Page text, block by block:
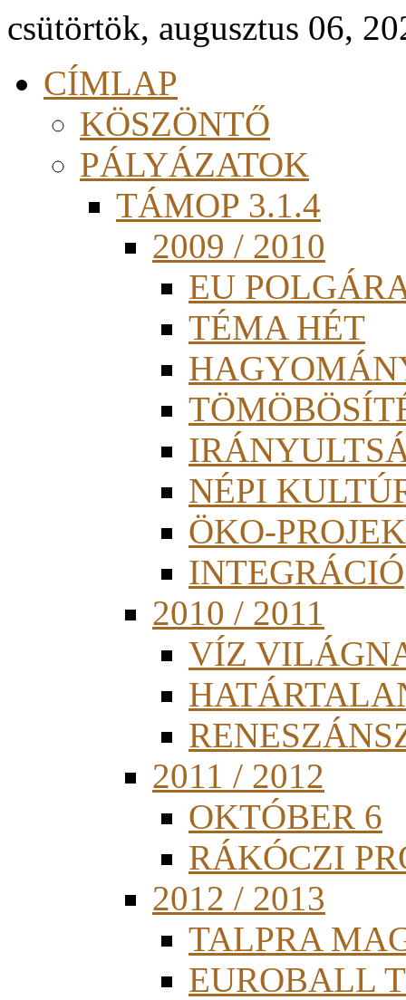
csütörtök, augusztus 06,
CÍMLAP
KÖSZÖNTŐ
PÁLYÁZATOK
TÁMOP 3.1.4
2009 / 2010
EU
TÉMA HÉT
NÉPI
ÖKO-
INTEGRÁCIÓ
2010 / 2011
VÍZ
2011 / 2012
OKTÓBER 6
RÁKÓCZI
2012 / 2013
TALPRA
EUROBALL